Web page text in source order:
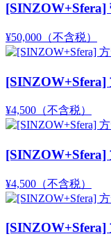
[SINZOW+Sfera]
¥50,000 （不含税）
[SINZOW+Sfera]
¥4,500 （不含税）
[SINZOW+Sfera]
¥4,500 （不含税）
[SINZOW+Sfera]